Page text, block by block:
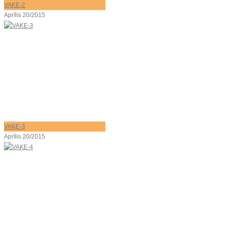
VAKE-2
Aprīlis 20/2015
VAKE-3
Aprīlis 20/2015